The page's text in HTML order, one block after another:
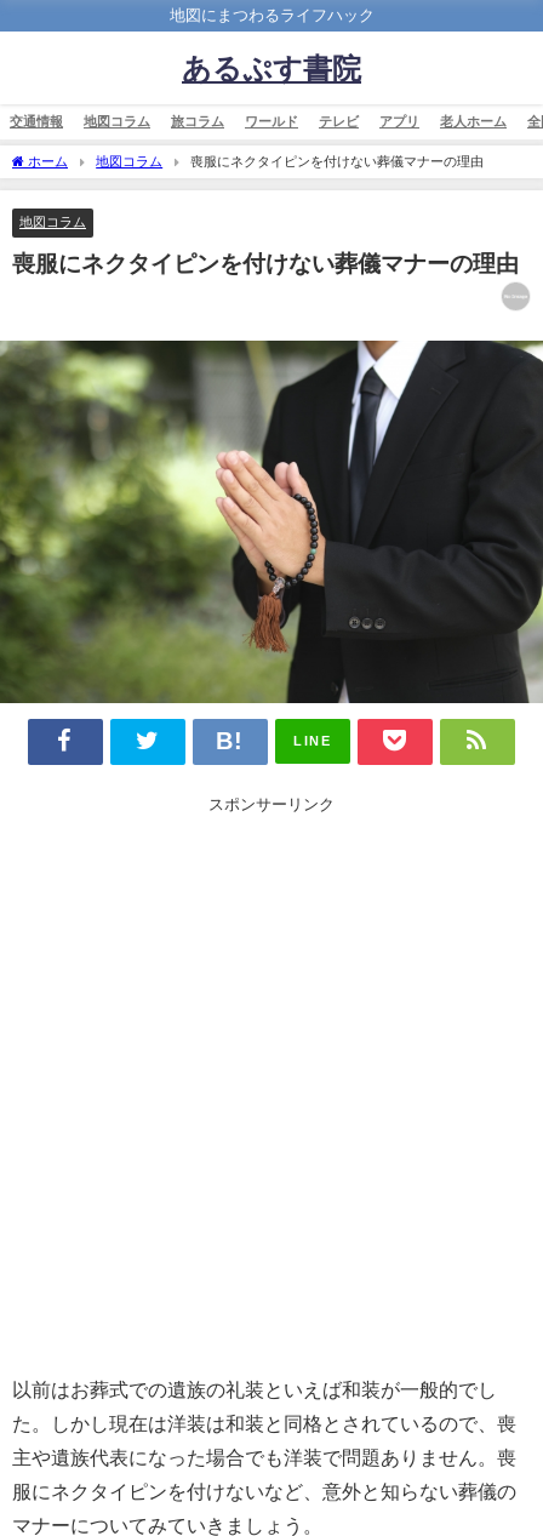
地図にまつわるライフハック
あるぷす書院
交通情報 地図コラム 旅コラム ワールド テレビ アプリ 老人ホーム 全
ホーム 地図コラム 喪服にネクタイピンを付けない葬儀マナーの理由
地図コラム
喪服にネクタイピンを付けない葬儀マナーの理由
LINE
スポンサーリンク
以前はお葬式での遺族の礼装といえば和装が一般的でし
た。しかし現在は洋装は和装と同格とされているので、喪
主や遺族代表になった場合でも洋装で問題ありません。喪
服にネクタイピンを付けないなど、意外と知らない葬儀の
マナーについてみていきましょう。